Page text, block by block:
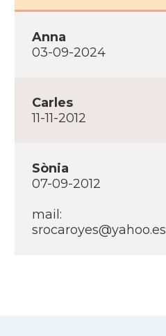
Anna
03-09-2024
Carles
11-11-2012
Sònia
07-09-2012
mail:
srocaroyes@yahoo.es